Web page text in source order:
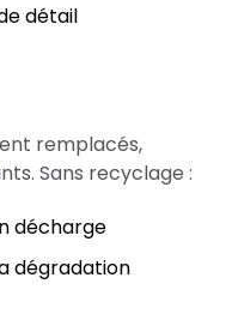
détail
remplacés,
Sans recyclage :
décharge
dégradation